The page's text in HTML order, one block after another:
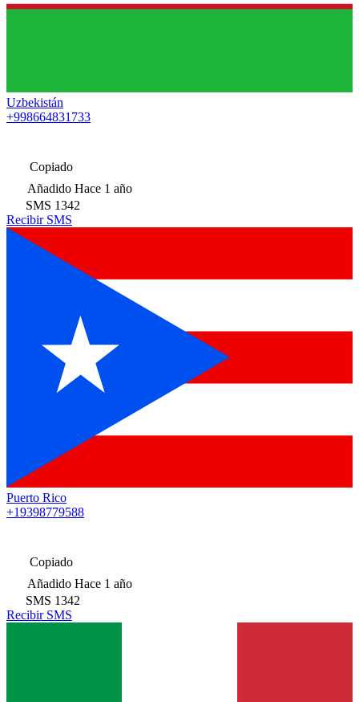
Uzbekistán
+998664831733
Copiado
Añadido Hace 1 año
SMS 1342
Recibir SMS
Puerto Rico
+19398779588
Copiado
Añadido Hace 1 año
SMS 1342
Recibir SMS